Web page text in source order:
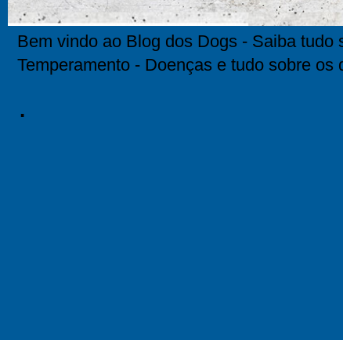
Bem vindo ao Blog dos Dogs - Saiba
Temperamento - Doenças e tudo sobre
.